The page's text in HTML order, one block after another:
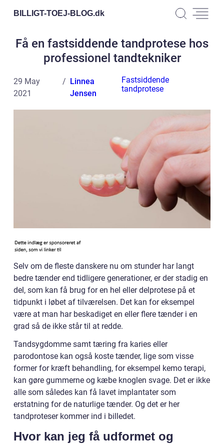
BILLIGT-TOEJ-BLOG.dk
Få en fastsiddende tandprotese hos
professionel tandtekniker
29 May
2021
Linnea
Jensen
Fastsiddende
tandprotese
Selv om de fleste danskere nu om stunder har langt
bedre tænder end tidligere generationer, er der stadig en
del, som kan få brug for en hel eller delprotese på et
tidpunkt i løbet af tilværelsen. Det kan for eksempel
være at man har beskadiget en eller flere tænder i en
grad så de ikke står til at redde.
Tandsygdomme samt tæring fra karies eller
parodontose kan også koste tænder, lige som visse
former for kræft behandling, for eksempel kemo terapi,
kan gøre gummerne og kæbe knoglen svage. Det er ikke
alle som således kan få lavet implantater som
erstatning for de naturlige tænder. Og det er her
tandproteser kommer ind i billedet.
Hvor kan jeg få udformet og